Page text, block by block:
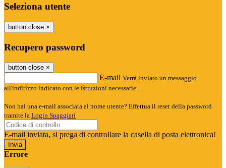
Seleziona utente
button close ×
Recupero password
button close ×
E-mail Verrà inviato un messaggio
all'indirizzo indicato con le istruzioni necessarie.
Non hai una e-mail associata al nome utente? Effettua il reset della password
tramite la Login Spaggiari
E-mail inviata, si prega di controllare la casella di posta elettronica!
Errore